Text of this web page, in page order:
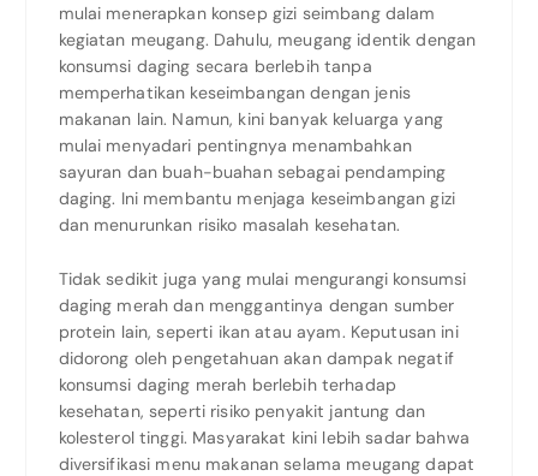
mulai menerapkan konsep gizi seimbang dalam
kegiatan meugang. Dahulu, meugang identik dengan
konsumsi daging secara berlebih tanpa
memperhatikan keseimbangan dengan jenis
makanan lain. Namun, kini banyak keluarga yang
mulai menyadari pentingnya menambahkan
sayuran dan buah-buahan sebagai pendamping
daging. Ini membantu menjaga keseimbangan gizi
dan menurunkan risiko masalah kesehatan.
Tidak sedikit juga yang mulai mengurangi konsumsi
daging merah dan menggantinya dengan sumber
protein lain, seperti ikan atau ayam. Keputusan ini
didorong oleh pengetahuan akan dampak negatif
konsumsi daging merah berlebih terhadap
kesehatan, seperti risiko penyakit jantung dan
kolesterol tinggi. Masyarakat kini lebih sadar bahwa
diversifikasi menu makanan selama meugang dapat